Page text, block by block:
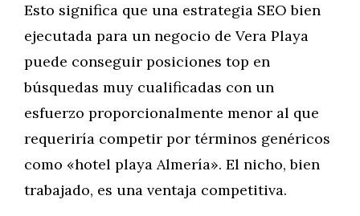
Esto significa que una estrategia SEO bien
ejecutada para un negocio de Vera Playa
puede conseguir posiciones top en
búsquedas muy cualificadas con un
esfuerzo proporcionalmente menor al que
requeriría competir por términos genéricos
como «hotel playa Almería». El nicho, bien
trabajado, es una ventaja competitiva.